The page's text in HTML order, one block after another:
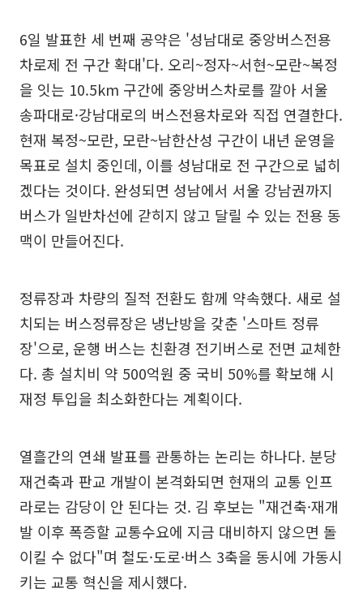
6일 발표한 세 번째 공약은 '성남대로 중앙버스전용
차로제 전 구간 확대'다. 오리~정자~서현~모란~복정
을 잇는 10.5km 구간에 중앙버스차로를 깔아 서울
송파대로·강남대로의 버스전용차로와 직접 연결한다.
현재 복정~모란, 모란~남한산성 구간이 내년 운영을
목표로 설치 중인데, 이를 성남대로 전 구간으로 넓히
겠다는 것이다. 완성되면 성남에서 서울 강남권까지
버스가 일반차선에 갇히지 않고 달릴 수 있는 전용 동
맥이 만들어진다.
정류장과 차량의 질적 전환도 함께 약속했다. 새로 설
치되는 버스정류장은 냉난방을 갖춘 '스마트 정류
장'으로, 운행 버스는 친환경 전기버스로 전면 교체한
다. 총 설치비 약 500억원 중 국비 50%를 확보해 시
재정 투입을 최소화한다는 계획이다.
열흘간의 연쇄 발표를 관통하는 논리는 하나다. 분당
재건축과 판교 개발이 본격화되면 현재의 교통 인프
라로는 감당이 안 된다는 것. 김 후보는 "재건축·재개
발 이후 폭증할 교통수요에 지금 대비하지 않으면 돌
이킬 수 없다"며 철도·도로·버스 3축을 동시에 가동시
키는 교통 혁신을 제시했다.